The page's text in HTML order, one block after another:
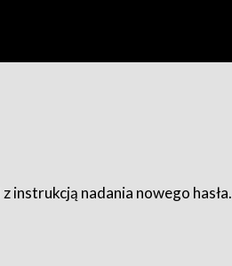
instrukcją nadania nowego hasła.